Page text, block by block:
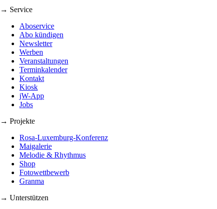
→ Service
Aboservice
Abo kündigen
Newsletter
Werben
Veranstaltungen
Terminkalender
Kontakt
Kiosk
jW-App
Jobs
→ Projekte
Rosa-Luxemburg-Konferenz
Maigalerie
Melodie & Rhythmus
Shop
Fotowettbewerb
Granma
→ Unterstützen